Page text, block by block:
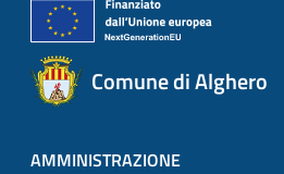
Comune di Alghero
AMMINISTRAZIONE